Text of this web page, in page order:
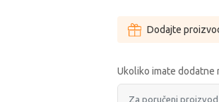
Dodajte
Ukoliko imate dodatne